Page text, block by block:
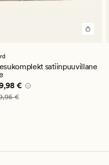
satiinpuuvillane
pris_ee
€
€